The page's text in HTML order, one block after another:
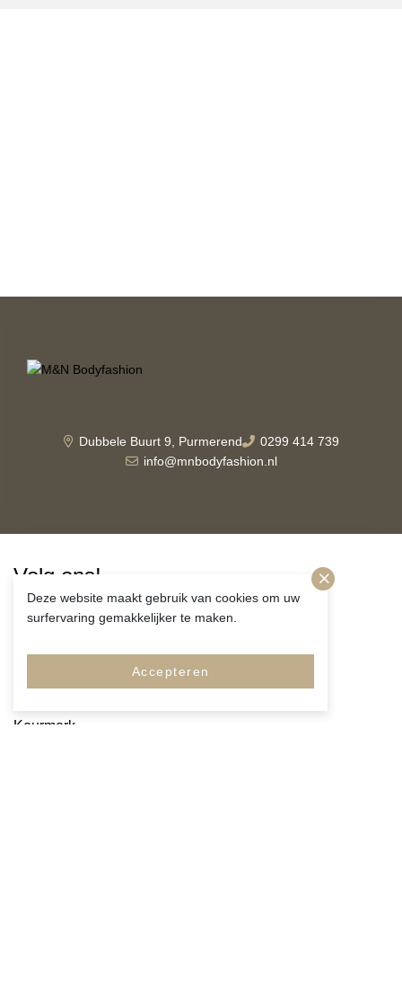
Deze website maakt gebruik van cookies om uw
surfervaring gemakkelijker te maken.
Accepteren
Dubbele Buurt 9, Purmerend
0299 414 739
info@mnbodyfashion.nl
Volg ons!